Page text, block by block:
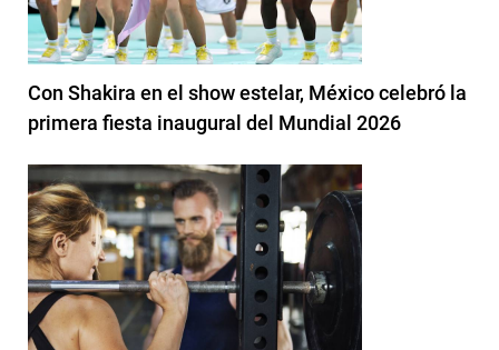
Con Shakira en el show estelar, México celebró la
primera fiesta inaugural del Mundial 2026